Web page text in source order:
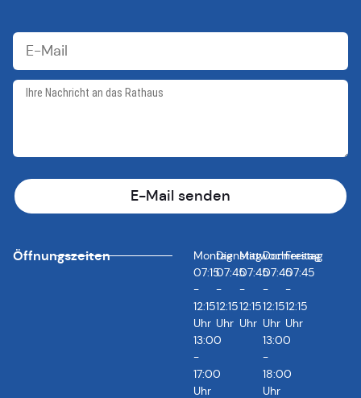
E-Mail senden
Öffnungszeiten
Montag
07:15
-
12:15
Uhr
13:00
-
17:00
Uhr
Dienstag
07:45
-
12:15
Uhr
Mittwoch
07:45
-
12:15
Uhr
Donnerstag
07:45
-
12:15
Uhr
13:00
-
18:00
Uhr
Freitag
07:45
-
12:15
Uhr